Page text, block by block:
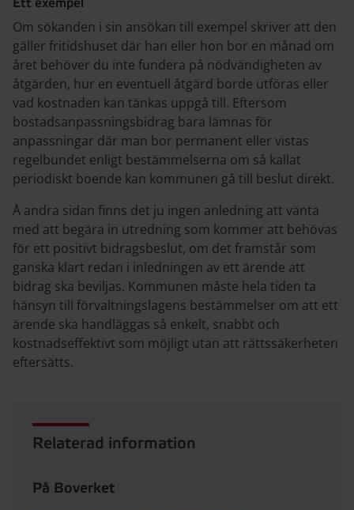
Ett exempel
Om sökanden i sin ansökan till exempel skriver att den
gäller fritidshuset där han eller hon bor en månad om
året behöver du inte fundera på nödvändigheten av
åtgärden, hur en eventuell åtgärd borde utföras eller
vad kostnaden kan tänkas uppgå till. Eftersom
bostadsanpassningsbidrag bara lämnas för
anpassningar där man bor permanent eller vistas
regelbundet enligt bestämmelserna om så kallat
periodiskt boende kan kommunen gå till beslut direkt.
Å andra sidan­ finns det ju ingen anledning att vänta
med att begära in utredning som kommer att behövas
för ett positivt bidragsbeslut, om det framstår som
ganska klart redan i inledningen av ett ärende att
bidrag ska beviljas. Kommunen måste hela tiden ta
hänsyn till förvaltningslagens bestämmelser om att ett
ärende ska handläggas så enkelt, snabbt och
kostnadseffektivt som möjligt utan att rättssäkerheten
eftersätts.
Relaterad information
På Boverket